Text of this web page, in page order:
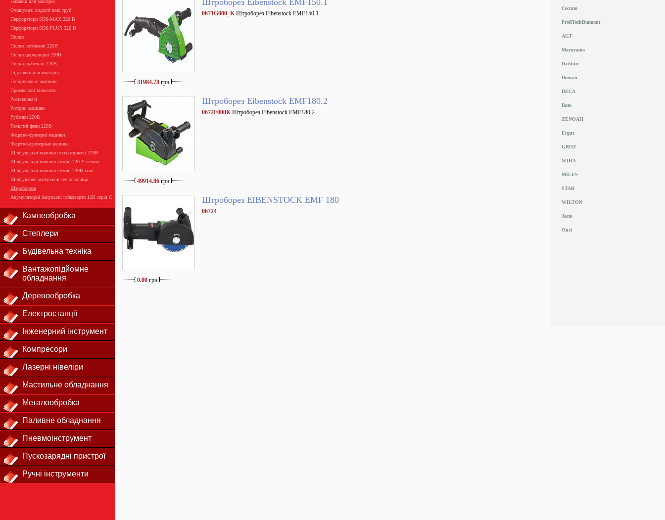
Насадки для міксерів
Очищувачі водостічних труб
Перфоратори SDS-MAX 220 В
Перфоратори SDS-PLUS 220 В
Пилки
Пилки лобзикові 220В
Пилки циркулярні 220В
Пилки шабельні 220В
Підставки для міксерів
Полірувальні машини
Промислові пилососи
Розпилювачі
Роторні машини
Рубанки 220В
Технічні фени 220В
Фацетно-фрезерні машини
Фацетно-фрезерные машины
Шліфувальні машини ексцентрикові 220В
Шліфувальні машини кутові 220 У великі
Шліфувальні машини кутові 220В малі
Шліфування матеріалів теплоізоляції
Штроборези
Акумуляторні імпульсні гайковерти 12В серія С
Камнеобробка
Степлери
Будівельна техніка
Вантажопідйомне
обладнання
Деревообробка
Електростанції
Інженерний інструмент
Компресори
Лазерні нівеліри
Мастильне обладнання
Металообробка
Паливне обладнання
Пневмоінструмент
Пускозарядні пристрої
Ручні інструменти
31984.78 грн
Штроборез Eibenstock EMF150.1
0671G000_KШтроборез Eibenstock EMF150.1
49914.86 грн
Штроборез Eibenstock EMF180.2
0672F000KШтроборез Eibenstock EMF180.2
0.00 грн
Штроборез EIBENSTOCK ЕMF 180
06724
Ceccato
ProfiTechDiamant
AGT
Maruyama
Daishin
Doosan
DECA
Rato
ZENOAH
Ergus
GROZ
WIHA
MILES
STAR
WILTON
Jacto
Onci